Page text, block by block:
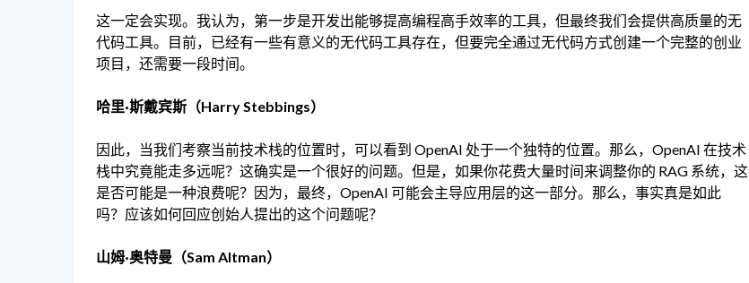
这一定会实现。我认为，第一步是开发出能够提高编程高手效率的工具，但最终我们会提供高质量的无
代码工具。目前，已经有一些有意义的无代码工具存在，但要完全通过无代码方式创建一个完整的创业
项目，还需要一段时间。
哈里·斯戴宾斯（Harry Stebbings）
因此，当我们考察当前技术栈的位置时，可以看到 OpenAI 处于一个独特的位置。那么，OpenAI 在技术
栈中究竟能走多远呢？这确实是一个很好的问题。但是，如果你花费大量时间来调整你的 RAG 系统，这
是否可能是一种浪费呢？因为，最终，OpenAI 可能会主导应用层的这一部分。那么，事实真是如此
吗？应该如何回应创始人提出的这个问题呢？
山姆·奥特曼（Sam Altman）